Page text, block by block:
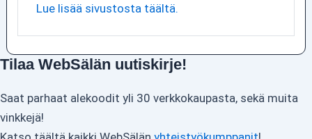
Lue lisää sivustosta täältä.
Tilaa WebSälän uutiskirje!
Saat parhaat alekoodit yli 30 verkkokaupasta, sekä muita
vinkkejä!